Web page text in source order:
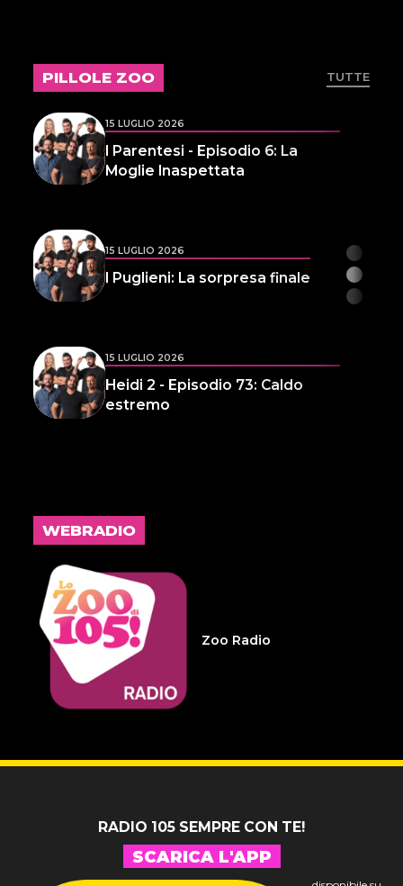
PILLOLE ZOO TUTTE
15 LUGLIO 2026
I Parentesi - Episodio 6: La
Moglie Inaspettata
15 LUGLIO 2026
I Puglieni: La sorpresa finale
15 LUGLIO 2026
Heidi 2 - Episodio 73: Caldo
estremo
frammenti d'anima 32
14 LUGLIO 2026
Infameria Telefonica -
Sospensione patente
WEBRADIO
Zoo Radio
RADIO 105 SEMPRE CON TE!
SCARICA L'APP